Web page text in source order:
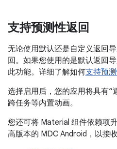
支持预测性返回
无论使用默认还是自定义返回
回。如果您使用的是默认返回
此功能。详细了解如何支持预
选择启用后，您的应用将具有
跨任务等内置动画。
您还可将 Material 组件依赖项
高版本的 MDC Android，以接